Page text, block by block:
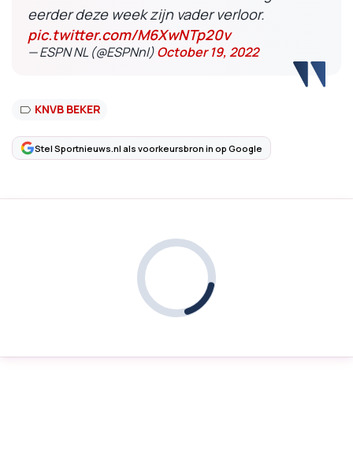
eerder deze week zijn vader verloor.
pic.twitter.com/M6XwNTp20v
— ESPN NL (@ESPNnl)October 19, 2022
KNVB BEKER
Stel Sportnieuws.nl als voorkeursbron in op Google